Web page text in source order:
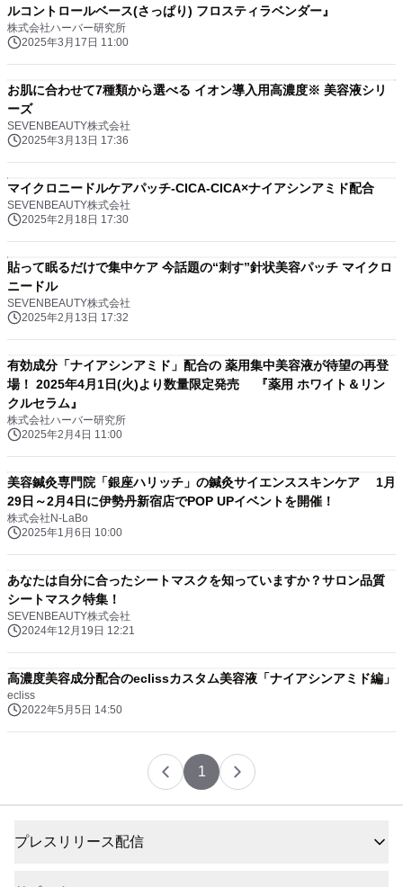
ルコントロールベース(さっぱり) フロスティラベンダー』
株式会社ハーバー研究所
2025年3月17日 11:00
お肌に合わせて7種類から選べる イオン導入用高濃度※ 美容液シリ
ーズ
SEVENBEAUTY株式会社
2025年3月13日 17:36
マイクロニードルケアパッチ-CICA-CICA×ナイアシンアミド配合
SEVENBEAUTY株式会社
2025年2月18日 17:30
貼って眠るだけで集中ケア 今話題の“刺す”針状美容パッチ マイクロ
ニードル
SEVENBEAUTY株式会社
2025年2月13日 17:32
有効成分「ナイアシンアミド」配合の 薬用集中美容液が待望の再登
場！ 2025年4月1日(火)より数量限定発売 『薬用 ホワイト＆リン
クルセラム』
株式会社ハーバー研究所
2025年2月4日 11:00
美容鍼灸専門院「銀座ハリッチ」の鍼灸サイエンススキンケア 1月
29日～2月4日に伊勢丹新宿店でPOP UPイベントを開催！
株式会社N-LaBo
2025年1月6日 10:00
あなたは自分に合ったシートマスクを知っていますか？サロン品質
シートマスク特集！
SEVENBEAUTY株式会社
2024年12月19日 12:21
高濃度美容成分配合のeclissカスタム美容液「ナイアシンアミド編」
ecliss
2022年5月5日 14:50
1
プレスリリース配信